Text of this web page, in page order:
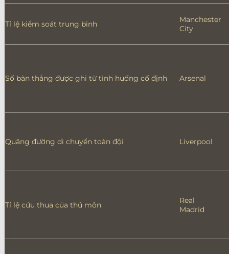
Tỉ lệ kiểm soát trung bình
Manchester
City
Số bàn thắng được ghi từ tình huống cố định Arsenal
Quãng đường di chuyển toàn đội Liverpool
Tỉ lệ cứu thua của thủ môn
Real
Madrid